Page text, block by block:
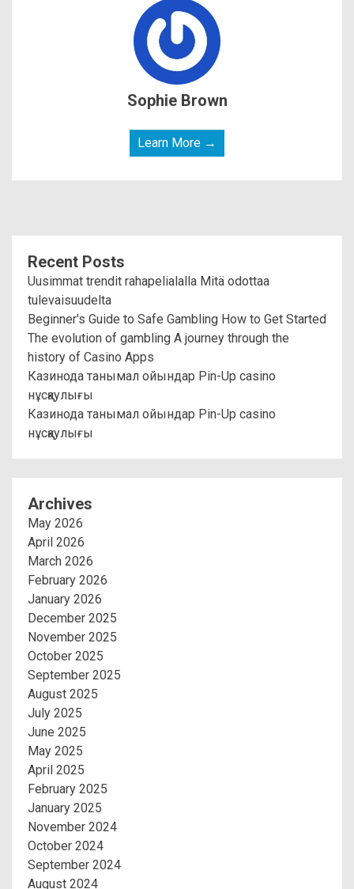
Sophie Brown
Learn More →
Recent Posts
Uusimmat trendit rahapelialalla Mitä odottaa
tulevaisuudelta
Beginner's Guide to Safe Gambling How to Get Started
The evolution of gambling A journey through the
history of Casino Apps
Казинода танымал ойындар Pin-Up casino
нұсқаулығы
Казинода танымал ойындар Pin-Up casino
нұсқаулығы
Archives
May 2026
April 2026
March 2026
February 2026
January 2026
December 2025
November 2025
October 2025
September 2025
August 2025
July 2025
June 2025
May 2025
April 2025
February 2025
January 2025
November 2024
October 2024
September 2024
August 2024